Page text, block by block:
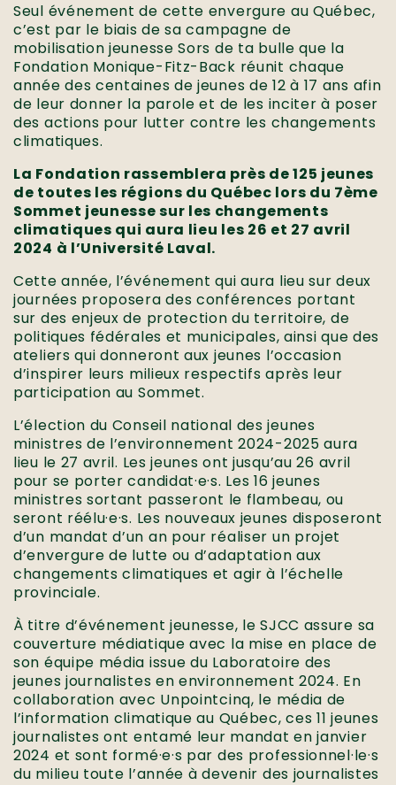
Seul événement de cette envergure au Québec,
c’est par le biais de sa campagne de
mobilisation jeunesse Sors de ta bulle que la
Fondation Monique-Fitz-Back réunit chaque
année des centaines de jeunes de 12 à 17 ans afin
de leur donner la parole et de les inciter à poser
des actions pour lutter contre les changements
climatiques.
La Fondation rassemblera près de 125 jeunes
de toutes les régions du Québec lors du 7ème
Sommet jeunesse sur les changements
climatiques qui aura lieu les 26 et 27 avril
2024 à l’Université Laval.
Cette année, l’événement qui aura lieu sur deux
journées proposera des conférences portant
sur des enjeux de protection du territoire, de
politiques fédérales et municipales, ainsi que des
ateliers qui donneront aux jeunes l’occasion
d’inspirer leurs milieux respectifs après leur
participation au Sommet.
L’élection du Conseil national des jeunes
ministres de l’environnement 2024-2025 aura
lieu le 27 avril. Les jeunes ont jusqu’au 26 avril
pour se porter candidat·e·s. Les 16 jeunes
ministres sortant passeront le flambeau, ou
seront réélu·e·s. Les nouveaux jeunes disposeront
d’un mandat d’un an pour réaliser un projet
d’envergure de lutte ou d’adaptation aux
changements climatiques et agir à l’échelle
provinciale.
À titre d’événement jeunesse, le SJCC assure sa
couverture médiatique avec la mise en place de
son équipe média issue du Laboratoire des
jeunes journalistes en environnement 2024. En
collaboration avec Unpointcinq, le média de
l’information climatique au Québec, ces 11 jeunes
journalistes ont entamé leur mandat en janvier
2024 et sont formé·e·s par des professionnel·le·s
du milieu toute l’année à devenir des journalistes